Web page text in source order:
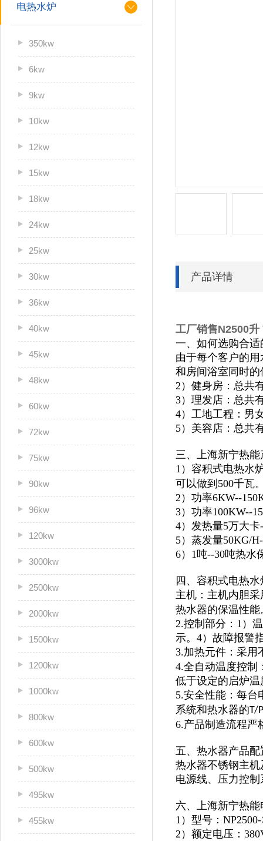
电热水炉
350kw
6kw
9kw
10kw
12kw
15kw
18kw
24kw
25kw
30kw
36kw
40kw
45kw
48kw
60kw
72kw
75kw
90kw
96kw
120kw
3000kw
2500kw
2000kw
1500kw
1200kw
1000kw
800kw
600kw
500kw
495kw
455kw
产品详情
工厂销售N2500
一、如何选购合
由于每个客户的
和房间浴室同时的
2）健身房：总共
3）理发店：总共
4）工地工程：男
5）美容店：总共
三、上海新宁热
1）容积式电热水
可以做到500千瓦
2）功率6KW--
3）功率100KW--
4）发热量5万大
5）蒸发量50KG/
6）1吨--30吨热水
四、容积式电热
主机：主机内胆
热水器的保温性能
2.控制部分：1）
示。4）故障报警
3.加热元件：采用
4.全自动温度控制
低于设定的启炉
5.安全性能：每台
系统和热水器的T/P
6.产品制造流程严
五、热水器产品配
热水器不锈钢主
电源线、压力控
六、上海新宁热
1）型号：NP2500-
2）额定电压：